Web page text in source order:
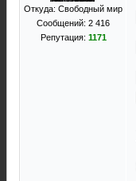
Откуда: Свободный мир
Сообщений: 2 416
Репутация: 1171